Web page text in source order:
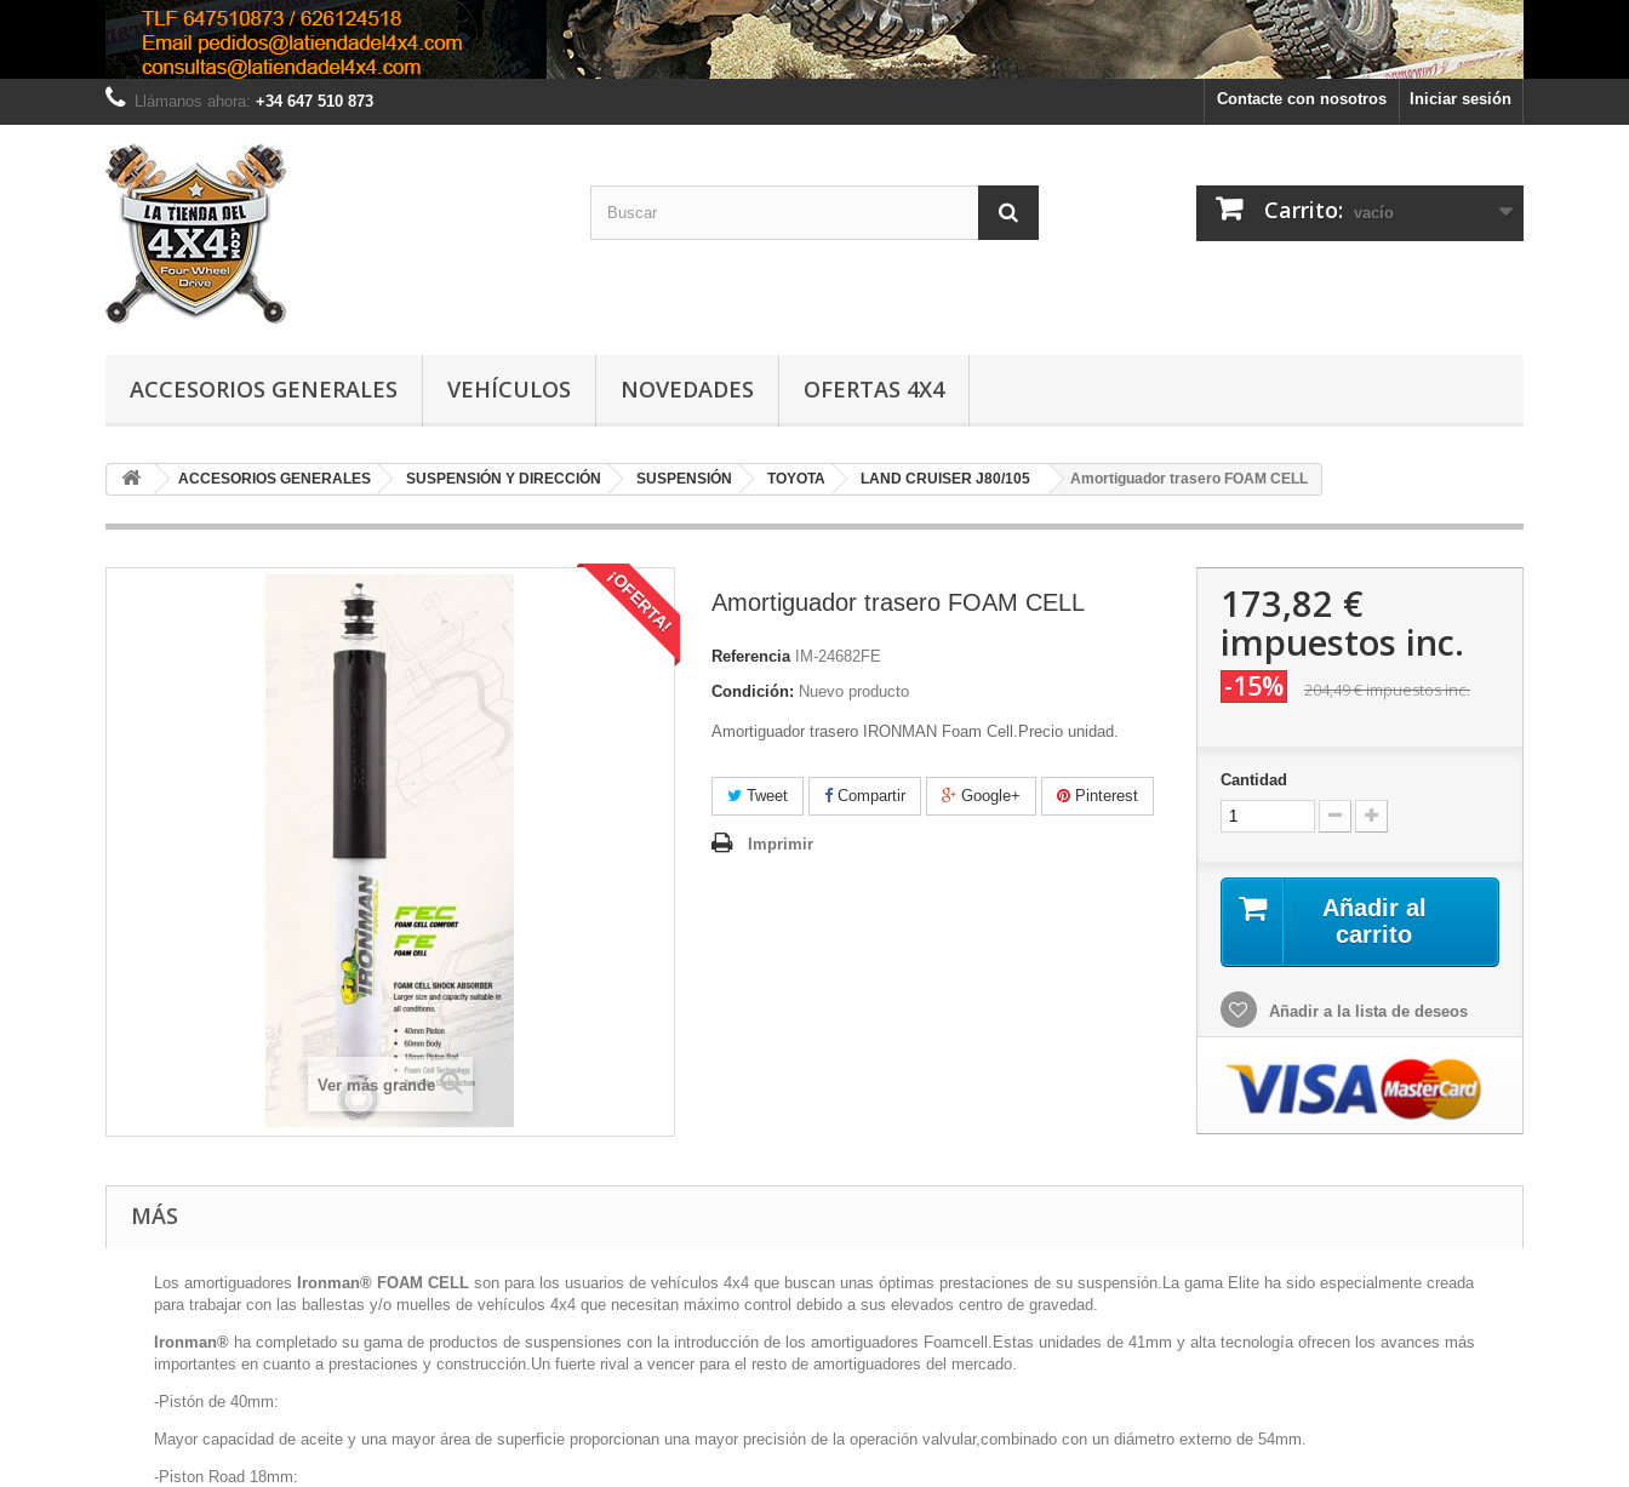
Iniciar sesión
Contacte con nosotros
Llámanos ahora: +34 647 510 873
Carrito: vacío
ACCESORIOS GENERALES VEHÍCULOS NOVEDADES OFERTAS 4X4
ACCESORIOS GENERALES SUSPENSIÓN Y DIRECCIÓN SUSPENSIÓN TOYOTA LAND CRUISER J80/105 Amortiguador trasero FOAM CELL
¡OFERTA!
Ver más grande
Amortiguador trasero FOAM CELL
Referencia
IM-24682FE
Condición: Nuevo producto
Amortiguador trasero IRONMAN Foam Cell.Precio unidad.
Tweet Compartir Google+ Pinterest
Imprimir
173,82 €
impuestos inc.
-15% 204,49 €impuestos inc.
Cantidad
Añadir al
carrito
Añadir a la lista de deseos
MÁS
Los amortiguadores Ironman® FOAM CELL son para los usuarios de vehículos 4x4 que buscan unas óptimas prestaciones de su suspensión.La gama Elite ha sido especialmente creada
para trabajar con las ballestas y/o muelles de vehículos 4x4 que necesitan máximo control debido a sus elevados centro de gravedad.
Ironman® ha completado su gama de productos de suspensiones con la introducción de los amortiguadores Foamcell.Estas unidades de 41mm y alta tecnología ofrecen los avances más
importantes en cuanto a prestaciones y construcción.Un fuerte rival a vencer para el resto de amortiguadores del mercado.
-Pistón de 40mm:
Mayor capacidad de aceite y una mayor área de superficie proporcionan una mayor precisión de la operación valvular,combinado con un diámetro externo de 54mm.
-Piston Road 18mm: